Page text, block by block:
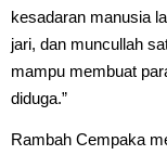
kesadaran manusia
jari, dan muncullah
mampu membuat
diduga.”
Rambah Cempaka